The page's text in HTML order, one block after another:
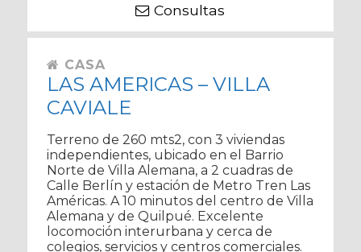
Consultas
CASA
LAS AMERICAS – VILLA
CAVIALE
Terreno de 260 mts2, con 3 viviendas
independientes, ubicado en el Barrio
Norte de Villa Alemana, a 2 cuadras de
Calle Berlín y estación de Metro Tren Las
Américas. A 10 minutos del centro de Villa
Alemana y de Quilpué. Excelente
locomoción interurbana y cerca de
colegios, servicios y centros comerciales.